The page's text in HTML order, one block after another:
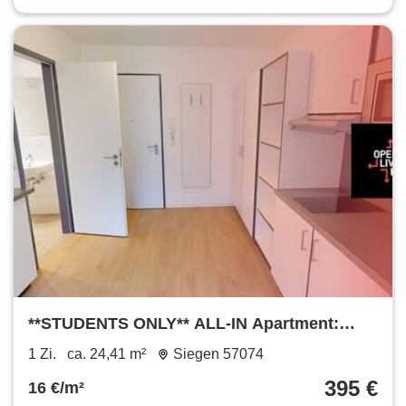
**STUDENTS ONLY** ALL-IN Apartment:
Möbliert mit EBK, Bad und vielen Extras im
1 Zi. ca. 24,41 m² Siegen 57074
16 €/m² 395 €